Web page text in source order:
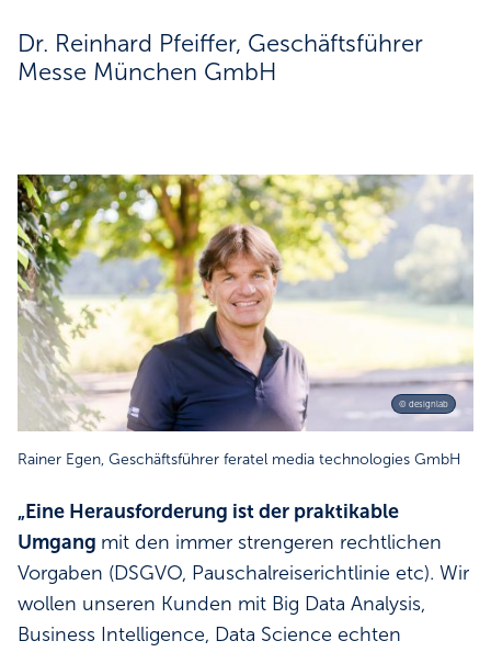
Dr. Reinhard Pfeiffer, Geschäftsführer
Messe München GmbH
© designlab
Rainer Egen, Geschäftsführer feratel media technologies GmbH
„Eine Herausforderung ist der praktikable
Umgang mit den immer strengeren rechtlichen
Vorgaben (DSGVO, Pauschalreiserichtlinie etc). Wir
wollen unseren Kunden mit Big Data Analysis,
Business Intelligence, Data Science echten